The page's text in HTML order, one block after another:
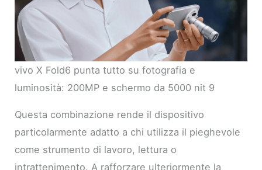
vivo X Fold6 punta tutto su fotografia e
luminosità: 200MP e schermo da 5000 nit 9
Questa combinazione rende il dispositivo
particolarmente adatto a chi utilizza il pieghevole
come strumento di lavoro, lettura o
intrattenimento. A rafforzare ulteriormente la